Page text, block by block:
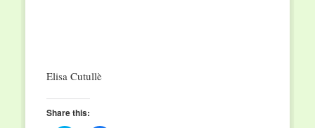
Elisa Cutullè
Share this: